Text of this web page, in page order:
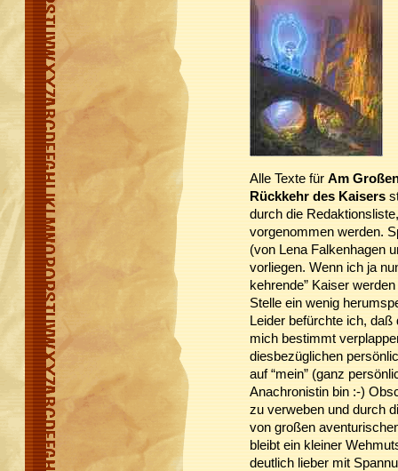
Alle Texte für Am
Rückkehr des Kaisers
durch die
vorgenommen werden.
(von Lena Falkenhagen
vorliegen. Wenn ich ja
kehrende” Kaiser
Stelle ein wenig
Leider befürchte ich,
mich bestimmt
diesbezüglichen
auf “mein” (ganz
Anachronistin bin :-)
zu verweben und durch
von großen
bleibt ein kleiner
deutlich lieber mit